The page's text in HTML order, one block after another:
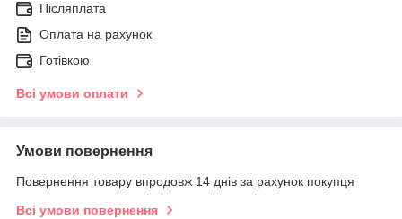
Післяплата
Оплата на рахунок
Готівкою
Всі умови оплати
Умови повернення
Повернення товару впродовж 14 днів за рахунок покупця
Всі умови повернення